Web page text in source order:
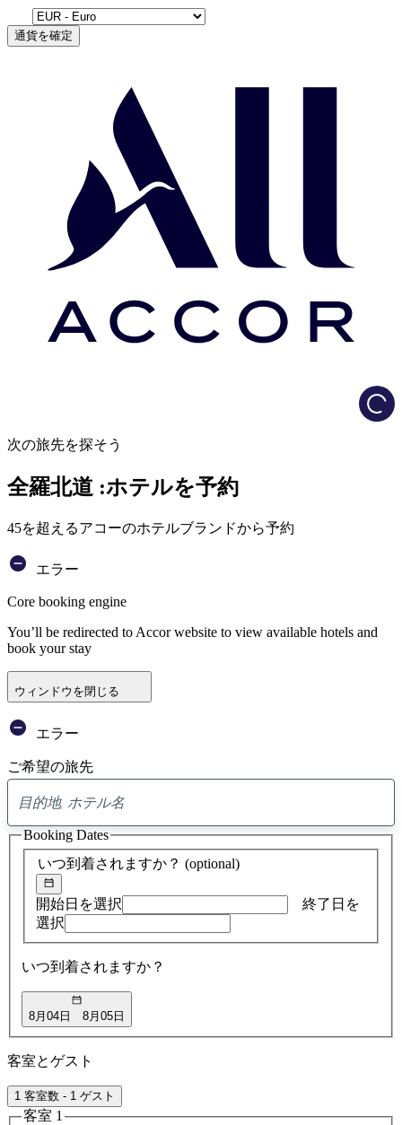
通貨を確定
次の旅先を探そう
全羅北道 :ホテルを予約
45を超えるアコーのホテルブランドから予約
エラー
Core booking engine
You’ll be redirected to Accor website to view available hotels and
book your stay
ウィンドウを閉じる
エラー
ご希望の旅先
ア
ド
バ
イ
検
索
いつ到着されますか？ (optional)
開始日を選択
終了日を
選択
いつ到着されますか？
8月04日 8月05日
Booking Dates
客室とゲスト
1 客室数 - 1 ゲスト
客室 1